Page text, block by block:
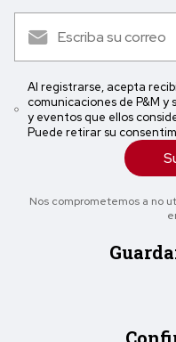
Al registrarse, acepta
comunicaciones de P&M y
y eventos que ellos
Puede retirar su
Nos comprometemos a no